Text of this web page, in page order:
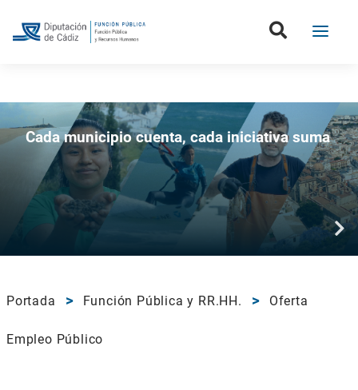
Boletín de la Diputación de Cádiz
Cada municipio cuenta, cada iniciativa suma
Portada Función Pública y RR.HH. Oferta
Empleo Público